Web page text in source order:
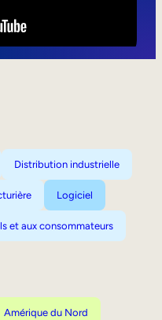
Distribution industrielle
Logiciel
et aux consommateurs
Amérique du Nord